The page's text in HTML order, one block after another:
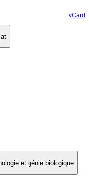
vCard
et génie biologique